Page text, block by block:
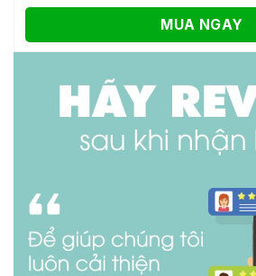
MUA NGAY